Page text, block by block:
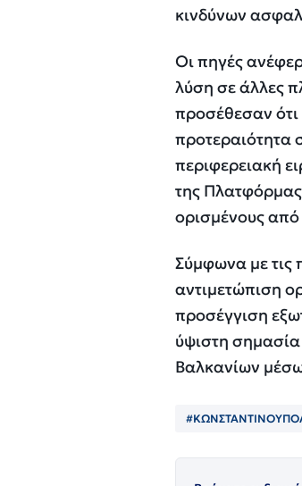
κινδύνων
Οι πηγές
λύση σε άλλες
προσέθεσαν ότι
προτεραιότητα
περιφερειακή
της
ορισμένους από
Σύμφωνα με τις
αντιμετώπιση
προσέγγιση
ύψιστη
Βαλκανίων